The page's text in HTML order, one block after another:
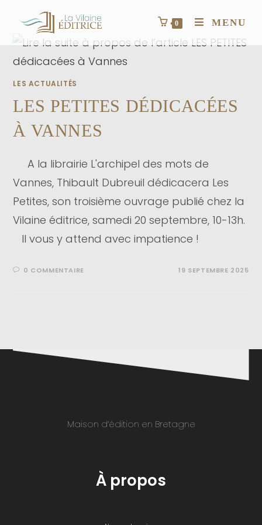
0 MENU
LES ACTUALITÉS
LES PETITES DÉDICACÉES
À VANNES
A la librairie L'archipel des mots de
Vannes, Thibault Dubreuil dédicacera Les
Petites, son troisième ouvrage publié chez la
Vilaine éditrice, samedi 20 septembre, 10-13h.
Il vous y attend avec impatience !
0 COMMENTAIRE 19 SEPTEMBRE 2025
Maison d’édition en Bretagne
À propos